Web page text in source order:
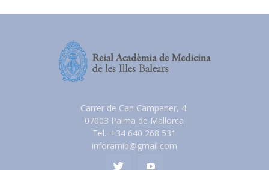
Carrer de Can Campaner, 4.
07003 Palma de Mallorca
Tel.: +34 640 268 531
inforamib@gmail.com